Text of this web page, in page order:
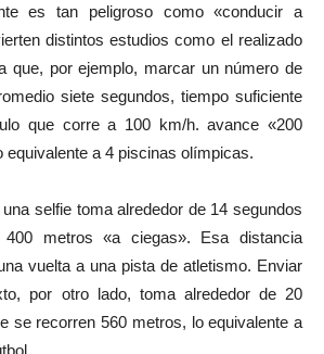
es tan peligroso como «conducir a
distintos estudios como el realizado
que, por ejemplo, marcar un número de
siete segundos, tiempo suficiente
que corre a 100 km/h. avance «200
equivalente a 4 piscinas olímpicas.
selfie toma alrededor de 14 segundos
metros «a ciegas». Esa distancia
vuelta a una pista de atletismo. Enviar
por otro lado, toma alrededor de 20
se recorren 560 metros, lo equivalente a